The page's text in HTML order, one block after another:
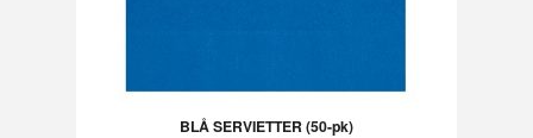
BLÅ SERVIETTER (50-pk)